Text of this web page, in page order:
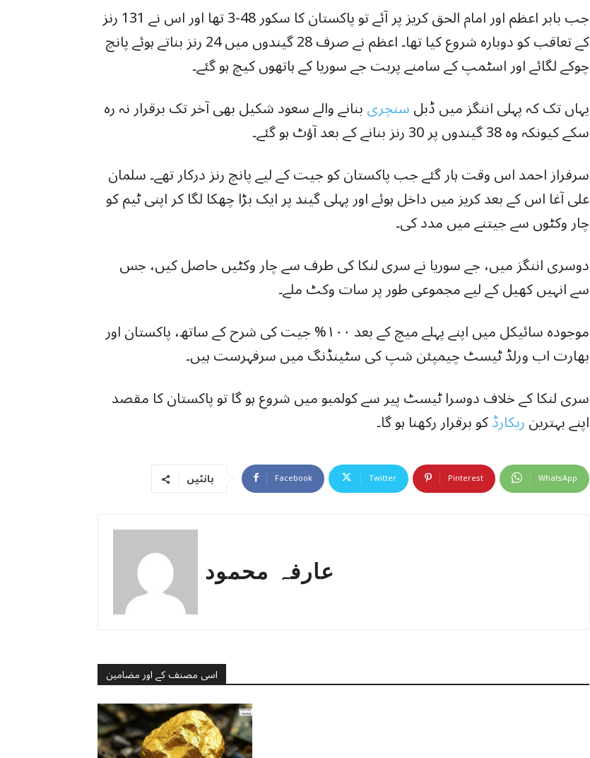
جب بابر اعظم اور امام الحق کریز پر آئے تو پاکستان کا سکور 48-3 تھا اور اس نے 131 رنز
کے تعاقب کو دوبارہ شروع کیا تھا۔ اعظم نے صرف 28 گیندوں میں 24 رنز بناتے ہوئے پانچ
چوکے لگائے اور اسٹمپ کے سامنے پربت جے سوریا کے ہاتھوں کیچ ہو گئے۔
یہاں تک کہ پہلی اننگز میں ڈبلسنچریبنانے والے سعود شکیل بھی آخر تک برقرار نہ رہ
سکے کیونکہ وہ 38 گیندوں پر 30 رنز بنانے کے بعد آؤٹ ہو گئے۔
سرفراز احمد اس وقت ہار گئے جب پاکستان کو جیت کے لیے پانچ رنز درکار تھے۔ سلمان
علی آغا اس کے بعد کریز میں داخل ہوئے اور پہلی گیند پر ایک بڑا چھکا لگا کر اپنی ٹیم کو
چار وکٹوں سے جیتنے میں مدد کی۔
دوسری اننگز میں، جے سوریا نے سری لنکا کی طرف سے چار وکٹیں حاصل کیں، جس
سے انہیں کھیل کے لیے مجموعی طور پر سات وکٹ ملے۔
موجودہ سائیکل میں اپنے پہلے میچ کے بعد ١٠٠% جیت کی شرح کے ساتھ، پاکستان اور
بھارت اب ورلڈ ٹیسٹ چیمپئن شپ کی سٹینڈنگ میں سرفہرست ہیں۔
سری لنکا کے خلاف دوسرا ٹیسٹ پیر سے کولمبو میں شروع ہو گا تو پاکستان کا مقصد
اپنے بہترینریکارڈکو برقرار رکھنا ہو گا۔
بانٹیں Facebook Twitter Pinterest WhatsApp
عارفہ محمود
اسی مصنف کے اور مضامین